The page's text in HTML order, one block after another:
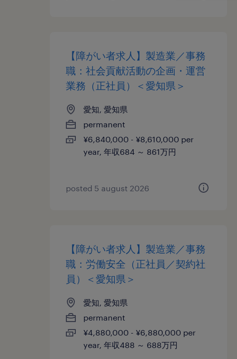
【障がい者求人】製造業／事務
職：社会貢献活動の企画・運営
業務（正社員）＜愛知県＞
愛知, 愛知県
permanent
¥6,840,000 - ¥8,610,000 per
year, 年収684 ～ 861万円
posted 5 august 2026
【障がい者求人】製造業／事務
職：労働安全（正社員／契約社
員）＜愛知県＞
愛知, 愛知県
permanent
¥4,880,000 - ¥6,880,000 per
year, 年収488 ～ 688万円